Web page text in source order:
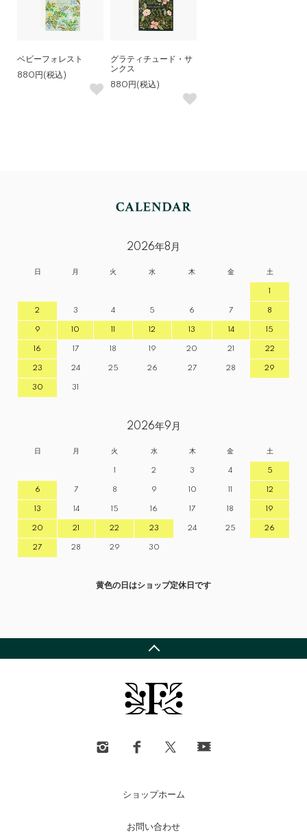
ベビーフォレスト
880円(税込)
グラティチュード・サ
ンクス
880円(税込)
2026年8月
日 月 火 水 木 金 土
1
2 3 4 5 6 7 8
9 10 11 12 13 14 15
16 17 18 19 20 21 22
23 24 25 26 27 28 29
30 31
2026年9月
日 月 火 水 木 金 土
1 2 3 4 5
6 7 8 9 10 11 12
13 14 15 16 17 18 19
20 21 22 23 24 25 26
27 28 29 30
黄色の日はショップ定休日です
ショップホーム
お問い合わせ